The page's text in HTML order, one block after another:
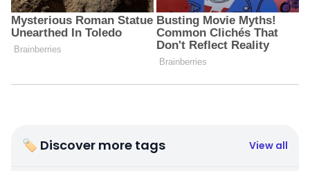
🏷 Discover more tags View all